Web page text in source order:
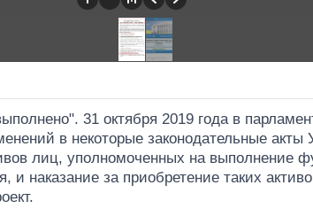
31 октября 2019 года в
в некоторые законодательные акты
лиц, уполномоченных на выполнение
и наказание за приобретение таких